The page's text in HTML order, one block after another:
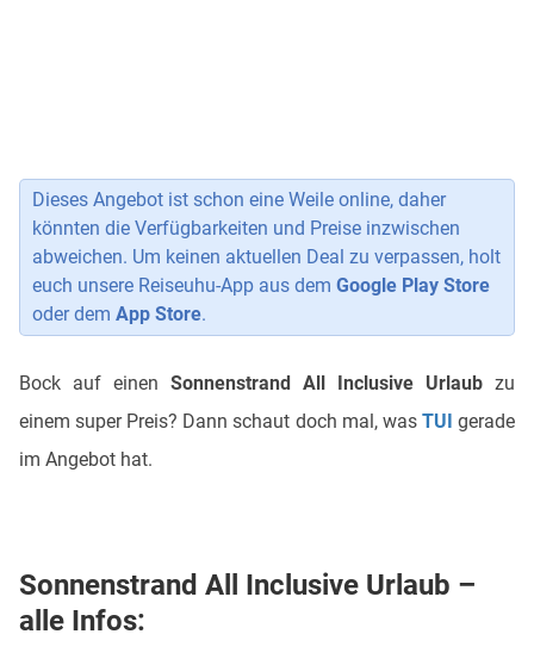
Dieses Angebot ist schon eine Weile online, daher
könnten die Verfügbarkeiten und Preise inzwischen
abweichen. Um keinen aktuellen Deal zu verpassen, holt
euch unsere Reiseuhu-App aus dem Google Play Store
oder dem App Store.
Bock auf einen Sonnenstrand All Inclusive Urlaub zu
einem super Preis? Dann schaut doch mal, was TUI gerade
im Angebot hat.
Sonnenstrand All Inclusive Urlaub –
alle Infos: